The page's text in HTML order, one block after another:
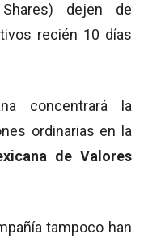
dejen de
recién 10 días
concentrará la
ordinarias en la
de Valores
tampoco han